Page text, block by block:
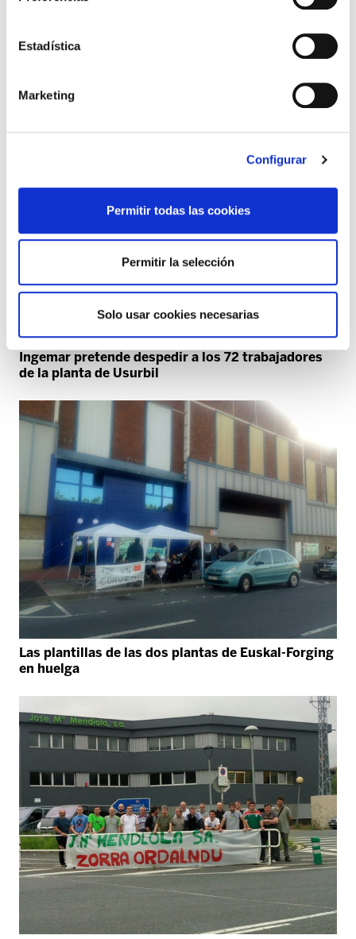
Estadística
Marketing
Configurar
Permitir todas las cookies
Permitir la selección
Solo usar cookies necesarias
Euskal Forging cumple una semana de huelga sin
Ingemar pretende despedir a los 72 trabajadores
de la planta de Usurbil
Las plantillas de las dos plantas de Euskal-Forging
en huelga